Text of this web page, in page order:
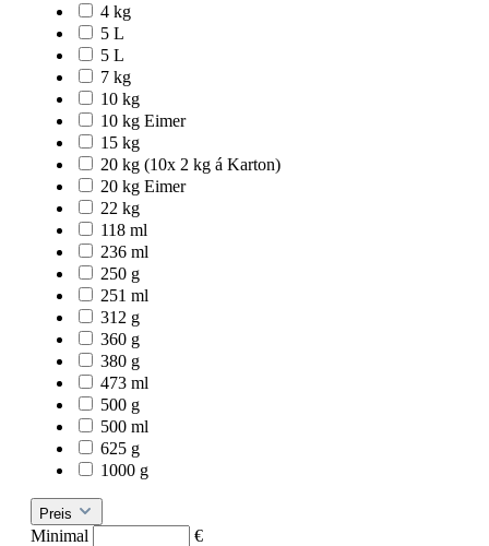
4 kg
5 L
5 L
7 kg
10 kg
10 kg Eimer
15 kg
20 kg (10x 2 kg á Karton)
20 kg Eimer
22 kg
118 ml
236 ml
250 g
251 ml
312 g
360 g
380 g
473 ml
500 g
500 ml
625 g
1000 g
Preis
Minimal
€